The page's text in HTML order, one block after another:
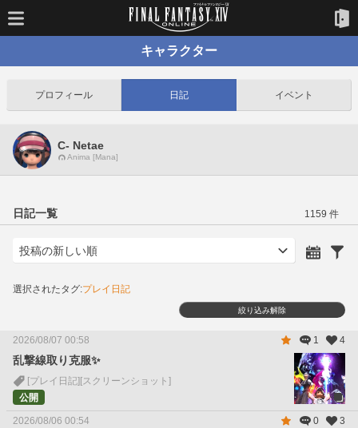
キャラクター
プロフィール 日記 イベント
C- Netae
Anima [Mana]
日記一覧 1159 件
選択されたタグ:プレイ日記
絞り込み解除
2026/08/07 00:58 1 4
乱撃線取り克服✨
[プレイ日記] [スクリーンショット]
公開
2026/08/06 00:54 0 3